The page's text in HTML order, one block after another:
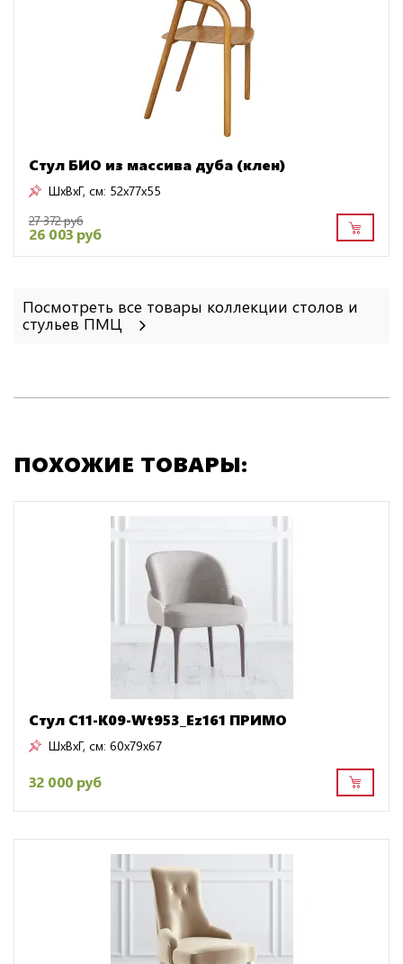
Стул БИО из массива дуба (клен)
ШxВxГ, см: 52x77x55
27 372 руб
26 003 руб
Посмотреть все товары коллекции столов и
стульев ПМЦ
ПОХОЖИЕ ТОВАРЫ:
Стул C11-K09-Wt953_Ez161 ПРИМО
ШxВxГ, см: 60x79x67
32 000 руб